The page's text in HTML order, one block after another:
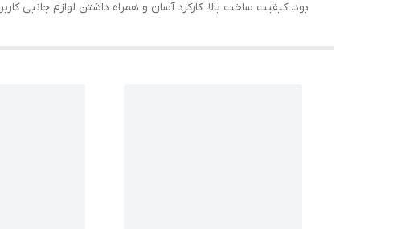
بود. کیفیت ساخت بالا، کارکرد آسان و همراه داشتن لوازم جانبی